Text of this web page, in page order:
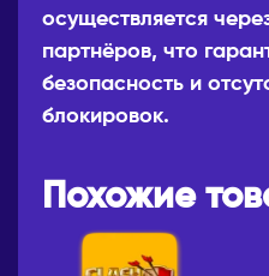
осуществляется
партнёров, что
безопасность и
блокировок.
Похожие